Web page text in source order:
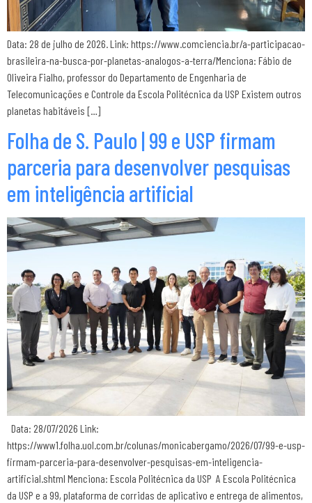
Data: 28 de julho de 2026. Link: https://www.comciencia.br/a-participacao-
brasileira-na-busca-por-planetas-analogos-a-terra/Menciona: Fábio de
Oliveira Fialho, professor do Departamento de Engenharia de
Telecomunicações e Controle da Escola Politécnica da USP Existem outros
planetas habitáveis […]
Folha de S. Paulo | 99 e USP firmam
parceria para desenvolver pesquisas
em inteligência artificial
Data: 28/07/2026 Link:
https://www1.folha.uol.com.br/colunas/monicabergamo/2026/07/99-e-usp-
firmam-parceria-para-desenvolver-pesquisas-em-inteligencia-
artificial.shtml Menciona: Escola Politécnica da USP A Escola Politécnica
da USP e a 99, plataforma de corridas de aplicativo e entrega de alimentos,